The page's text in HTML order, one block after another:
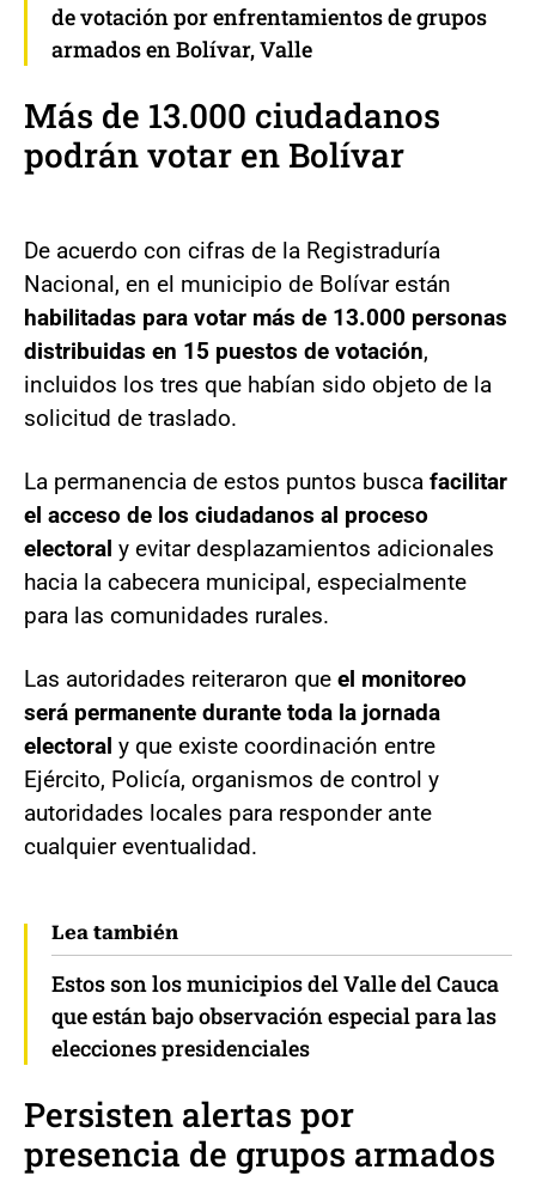
de votación por enfrentamientos de grupos
armados en Bolívar, Valle
Más de 13.000 ciudadanos
podrán votar en Bolívar
De acuerdo con cifras de la Registraduría
Nacional, en el municipio de Bolívar están
habilitadas para votar más de 13.000 personas
distribuidas en 15 puestos de votación,
incluidos los tres que habían sido objeto de la
solicitud de traslado.
La permanencia de estos puntos busca facilitar
el acceso de los ciudadanos al proceso
electoral y evitar desplazamientos adicionales
hacia la cabecera municipal, especialmente
para las comunidades rurales.
Las autoridades reiteraron que el monitoreo
será permanente durante toda la jornada
electoral y que existe coordinación entre
Ejército, Policía, organismos de control y
autoridades locales para responder ante
cualquier eventualidad.
Lea también
Estos son los municipios del Valle del Cauca
que están bajo observación especial para las
elecciones presidenciales
Persisten alertas por
presencia de grupos armados